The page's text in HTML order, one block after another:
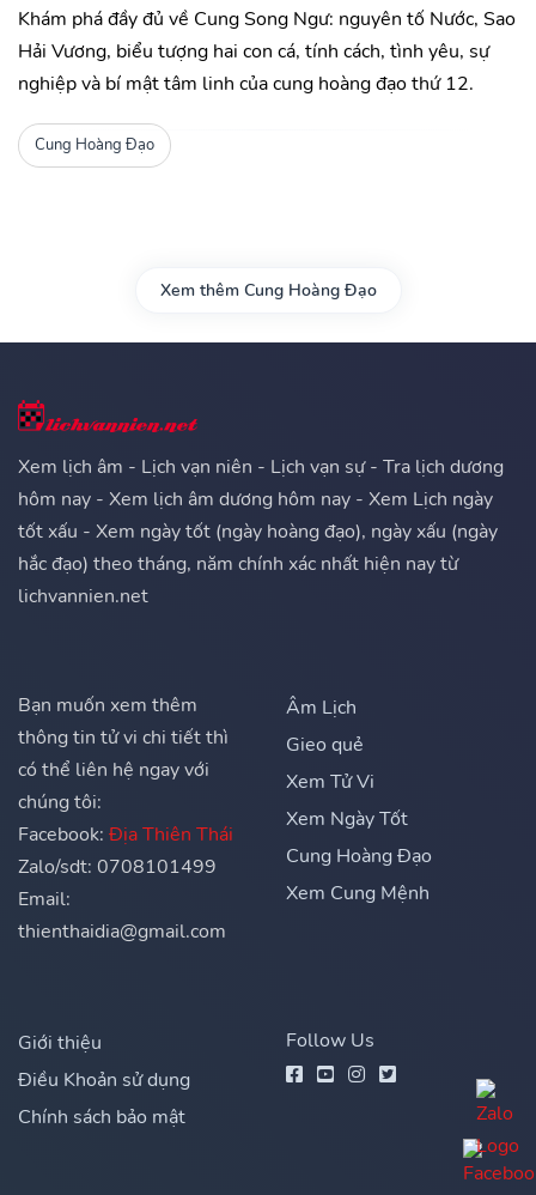
Khám phá đầy đủ về Cung Song Ngư: nguyên tố Nước, Sao
Hải Vương, biểu tượng hai con cá, tính cách, tình yêu, sự
nghiệp và bí mật tâm linh của cung hoàng đạo thứ 12.
Cung Hoàng Đạo
Xem thêm Cung Hoàng Đạo
Xem lịch âm - Lịch vạn niên - Lịch vạn sự - Tra lịch dương
hôm nay - Xem lịch âm dương hôm nay - Xem Lịch ngày
tốt xấu - Xem ngày tốt (ngày hoàng đạo), ngày xấu (ngày
hắc đạo) theo tháng, năm chính xác nhất hiện nay từ
lichvannien.net
Bạn muốn xem thêm
thông tin tử vi chi tiết thì
có thể liên hệ ngay với
chúng tôi:
Facebook: Địa Thiên Thái
Zalo/sdt: 0708101499
Email:
thienthaidia@gmail.com
Âm Lịch
Gieo quẻ
Xem Tử Vi
Xem Ngày Tốt
Cung Hoàng Đạo
Xem Cung Mệnh
Giới thiệu
Điều Khoản sử dụng
Chính sách bảo mật
Follow Us